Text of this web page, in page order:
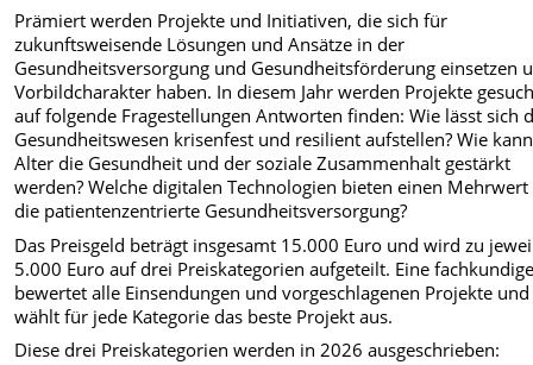
Prämiert werden Projekte und Initiativen, die sich für
zukunftsweisende Lösungen und Ansätze in der
Gesundheitsversorgung und Gesundheitsförderung einsetzen
Vorbildcharakter haben. In diesem Jahr werden Projekte
auf folgende Fragestellungen Antworten finden: Wie lässt sich
Gesundheitswesen krisenfest und resilient aufstellen? Wie
Alter die Gesundheit und der soziale Zusammenhalt gestärkt
werden? Welche digitalen Technologien bieten einen
die patientenzentrierte Gesundheitsversorgung?
Das Preisgeld beträgt insgesamt 15.000 Euro und wird zu
5.000 Euro auf drei Preiskategorien aufgeteilt. Eine
bewertet alle Einsendungen und vorgeschlagenen Projekte und
wählt für jede Kategorie das beste Projekt aus.
Diese drei Preiskategorien werden in 2026 ausgeschrieben: